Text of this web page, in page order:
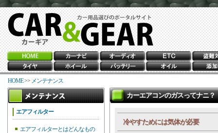
HOME>> メンテナンス
エアフィルター
エアフィルターとはどんなもの
カーエアコンのガスってナニ？
冷やすためには気体が必要